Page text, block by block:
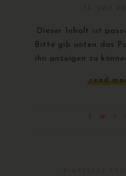
Dieser Inhalt ist
Bitte gib unten das
ihn anzeigen zu
read